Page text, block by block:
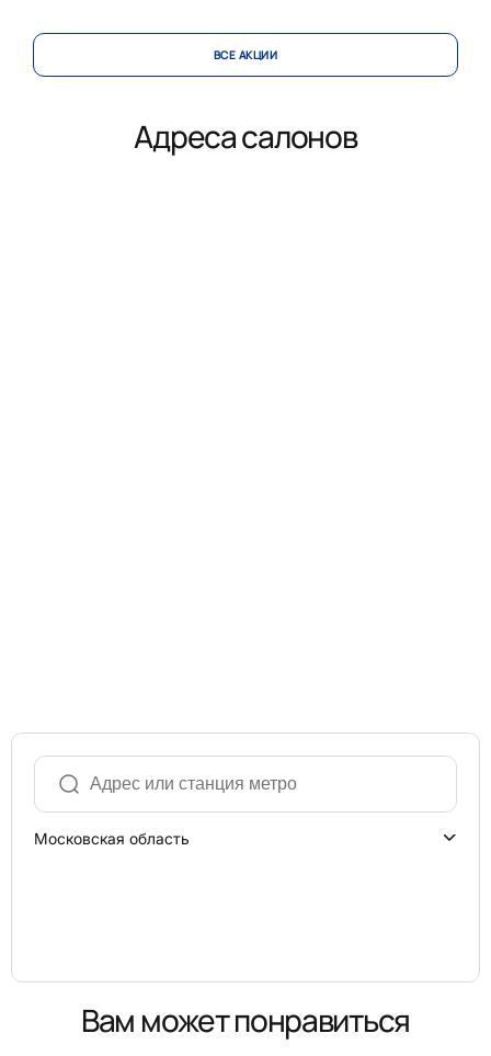
ВСЕ АКЦИИ
Адреса салонов
Московская область
Вам может понравиться